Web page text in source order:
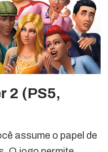
2 (PS5,
assume o papel de